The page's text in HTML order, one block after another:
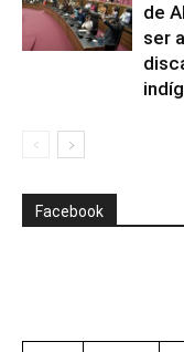
de
ser
Facebook